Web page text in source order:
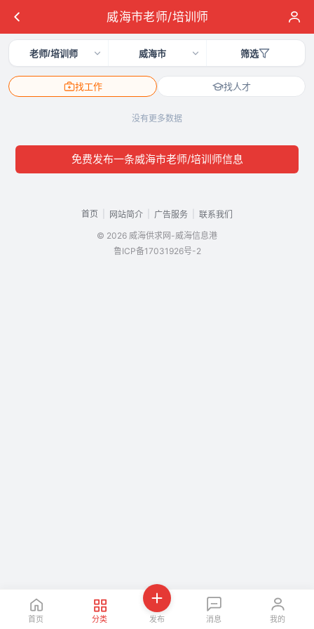
威海市老师/培训师
老师/培训师 威海市 筛选
找工作 找人才
没有更多数据
免费发布一条威海市老师/培训师信息
首页 网站简介 广告服务
联系我们
© 2026 威海供求网-威海信息港
鲁ICP备17031926号-2
首页 分类 发布 消息 我的